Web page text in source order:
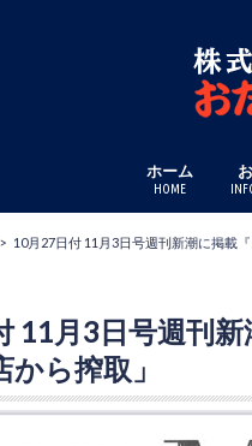
ホーム
HOME
10月27日付 11月3日号週刊新潮に掲載
11月3日号週刊
から搾取」